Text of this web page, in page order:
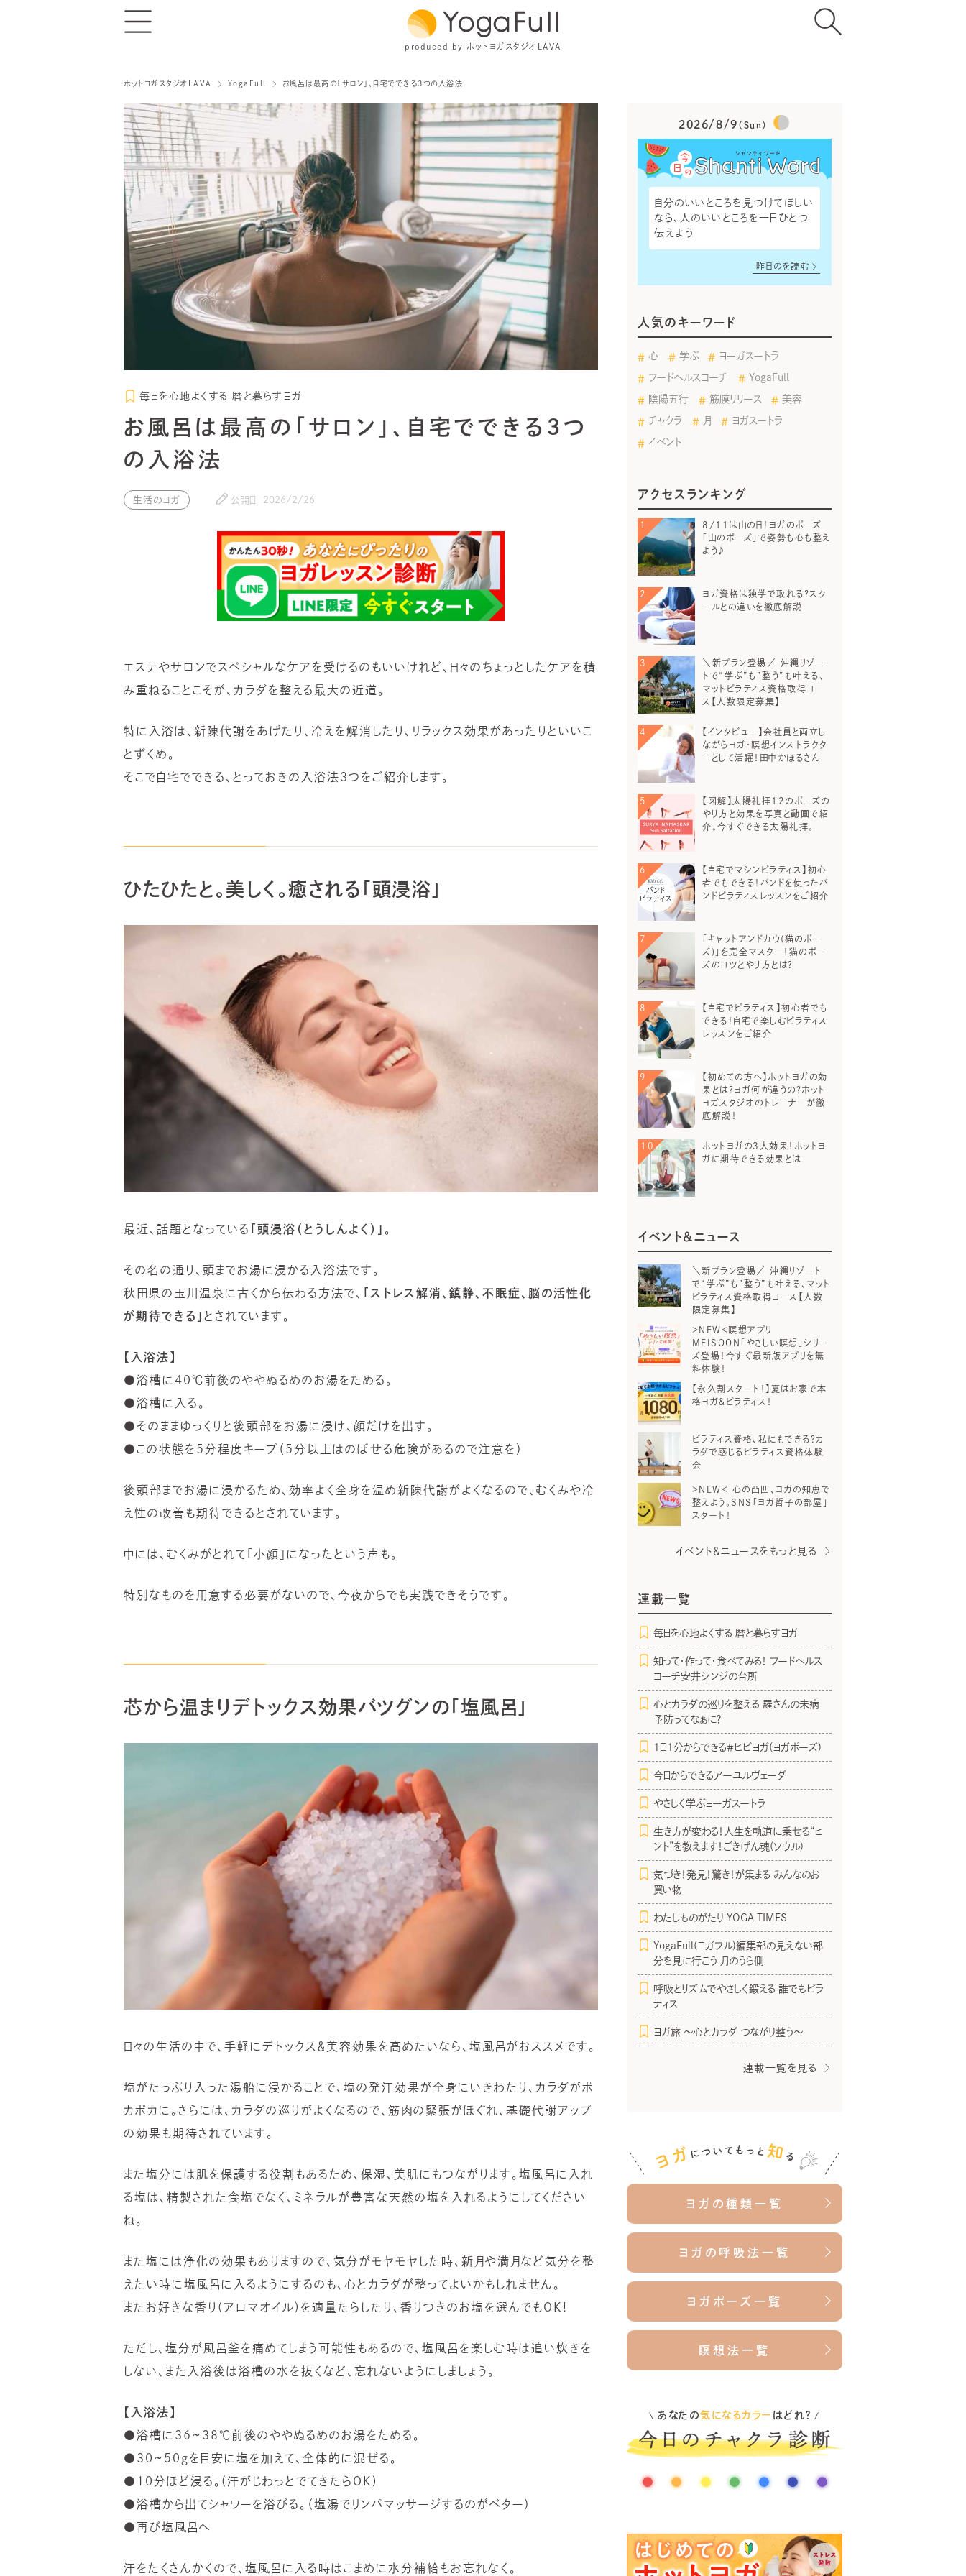
produced by ホットヨガスタジオLAVA
ホットヨガスタジオLAVA YogaFull お風呂は最高の「サロン」、自宅でできる3つの入浴法
毎日を心地よくする 暦と暮らすヨガ
お風呂は最高の「サロン」、自宅でできる3つ
の入浴法
生活のヨガ 公開日 2026/2/26
エステやサロンでスペシャルなケアを受けるのもいいけれど、日々のちょっとしたケアを積
み重ねることこそが、カラダを整える最大の近道。
特に入浴は、新陳代謝をあげたり、冷えを解消したり、リラックス効果があったりといいこ
とずくめ。
そこで自宅でできる、とっておきの入浴法3つをご紹介します。
ひたひたと。美しく。癒される「頭浸浴」
最近、話題となっている 「頭浸浴（とうしんよく）」 。
その名の通り、頭までお湯に浸かる入浴法です。
秋田県の玉川温泉に古くから伝わる方法で、
「ストレス解消、鎮静、不眠症、脳の活性化
が期待できる」 とされています。
【入浴法】
●浴槽に40℃前後のややぬるめのお湯をためる。
●浴槽に入る。
●そのままゆっくりと後頭部をお湯に浸け、顔だけを出す。
●この状態を5分程度キープ（5分以上はのぼせる危険があるので注意を）
後頭部までお湯に浸かるため、効率よく全身を温め新陳代謝がよくなるので、むくみや冷
え性の改善も期待できるとされています。
中には、むくみがとれて「小顔」になったという声も。
特別なものを用意する必要がないので、今夜からでも実践できそうです。
芯から温まりデトックス効果バツグンの「塩風呂」
日々の生活の中で、手軽にデトックス＆美容効果を高めたいなら、塩風呂がおススメです。
塩がたっぷり入った湯船に浸かることで、塩の発汗効果が全身にいきわたり、カラダがポ
カポカに。さらには、カラダの巡りがよくなるので、筋肉の緊張がほぐれ、基礎代謝アップ
の効果も期待されています。
また塩分には肌を保護する役割もあるため、保湿、美肌にもつながります。塩風呂に入れ
る塩は、精製された食塩でなく、ミネラルが豊富な天然の塩を入れるようにしてください
ね。
また塩には浄化の効果もありますので、気分がモヤモヤした時、新月や満月など気分を整
えたい時に塩風呂に入るようにするのも、心とカラダが整ってよいかもしれません。
またお好きな香り(アロマオイル)を適量たらしたり、香りつきのお塩を選んでもOK!
ただし、塩分が風呂釜を痛めてしまう可能性もあるので、塩風呂を楽しむ時は追い炊きを
しない、また入浴後は浴槽の水を抜くなど、忘れないようにしましょう。
【入浴法】
●浴槽に36~38℃前後のややぬるめのお湯をためる。
●30~50gを目安に塩を加えて、全体的に混ぜる。
●10分ほど浸る。(汗がじわっとでてきたらOK)
●浴槽から出てシャワーを浴びる。（塩湯でリンパマッサージするのがベター）
●再び塩風呂へ
汗をたくさんかくので、塩風呂に入る時はこまめに水分補給もお忘れなく。
2026/8/9 （Sun）
自分のいいところを見つけてほしい
なら、人のいいところを一日ひとつ
伝えよう
昨日のを読む
人気のキーワード
心 学ぶ ヨーガスートラ
フードヘルスコーチ YogaFull
陰陽五行 筋膜リリース 美容
チャクラ 月 ヨガスートラ
イベント
アクセスランキング
8/11は山の日！ヨガのポーズ
「山のポーズ」で姿勢も心も整え
よう♪
ヨガ資格は独学で取れる？スク
ールとの違いを徹底解説
＼新プラン登場／ 沖縄リゾー
トで“学ぶ”も”整う”も叶える、
マットピラティス資格取得コー
ス【人数限定募集】
【インタビュー】会社員と両立し
ながらヨガ・瞑想インストラクタ
ーとして活躍！田中かほるさん
【図解】太陽礼拝12のポーズの
やり方と効果を写真と動画で紹
介。今すぐできる太陽礼拝。
【自宅でマシンピラティス】初心
者でもできる！バンドを使ったバ
ンドピラティスレッスンをご紹介
「キャットアンドカウ(猫のポー
ズ)」を完全マスター！猫のポー
ズのコツとやり方とは？
【自宅でピラティス】初心者でも
できる！自宅で楽しむピラティス
レッスンをご紹介
【初めての方へ】ホットヨガの効
果とは？ヨガ何が違うの？ホット
ヨガスタジオのトレーナーが徹
底解説！
ホットヨガの3大効果！ホットヨ
ガに期待できる効果とは
イベント＆ニュース
＼新プラン登場／ 沖縄リゾート
で“学ぶ”も”整う”も叶える、マット
ピラティス資格取得コース【人数
限定募集】
＞NEW＜瞑想アプリ
MEISOON「やさしい瞑想」シリー
ズ登場！今すぐ最新版アプリを無
料体験！
【永久割スタート！】夏はお家で本
格ヨガ＆ピラティス！
ピラティス資格、私にもできる？カ
ラダで感じるピラティス資格体験
会
＞NEW＜ 心の凸凹、ヨガの知恵で
整えよう。SNS「ヨガ哲子の部屋」
スタート！
イベント＆ニュースをもっと見る
連載一覧
毎日を心地よくする 暦と暮らすヨガ
知って・作って・食べてみる！ フードヘルス
コーチ安井シンジの台所
心とカラダの巡りを整える 羅さんの未病
予防ってなぁに？
1日1分からできる＃ヒビヨガ(ヨガポーズ)
今日からできるアーユルヴェーダ
やさしく学ぶヨーガスートラ
生き方が変わる！人生を軌道に乗せる“ヒ
ント”を教えます！ごきげん魂(ソウル)
気づき！発見！驚き！が集まる みんなのお
買い物
わたしものがたり YOGA TIMES
YogaFull(ヨガフル)編集部の見えない部
分を見に行こう 月のうら側
呼吸とリズムでやさしく鍛える 誰でもピラ
ティス
ヨガ旅 〜心とカラダ つながり整う〜
連載一覧を見る
ヨガの種類一覧
ヨガの呼吸法一覧
ヨガポーズ一覧
瞑想法一覧
\あなたの気になるカラー はどれ？ /
● ● ● ● ● ● ●